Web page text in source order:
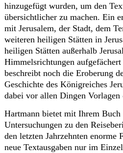
hinzugefügt wurden, um den
übersichtlicher zu machen. Ein
mit Jerusalem, der Stadt, dem
weiteren heiligen Stätten in
heiligen Stätten außerhalb
Himmelsrichtungen
beschreibt noch die Eroberung
Geschichte des Königreiches
dabei vor allen Dingen Vorlagen
Hartmann bietet mit Ihrem
Untersuchungen zu den
den letzten Jahrzehnten enorme
neue Textausgaben nur im